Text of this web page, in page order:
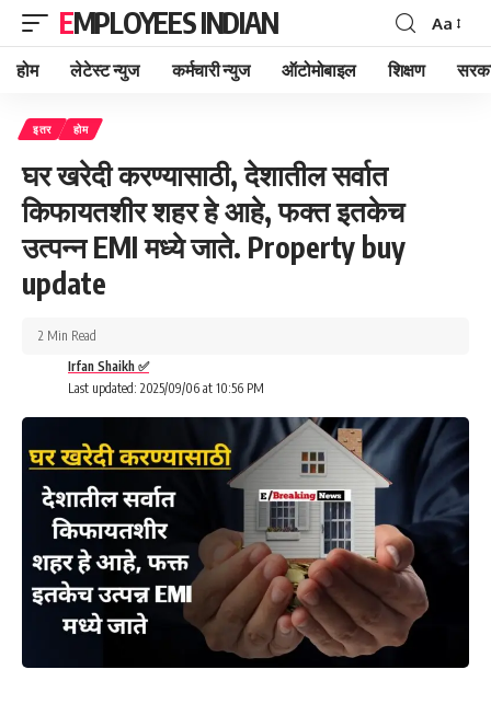
EMPLOYEES INDIAN
Font
Resizer
Aa
होम लेटेस्ट न्युज कर्मचारी न्युज ऑटोमोबाइल शिक्षण
इतर होम
घर खरेदी करण्यासाठी, देशातील सर्वात
किफायतशीर शहर हे आहे, फक्त इतकेच
उत्पन्न EMI मध्ये जाते. Property buy
update
Last updated: 2025/09/06 at 10:56 PM
Irfan Shaikh ✅
2 Min Read